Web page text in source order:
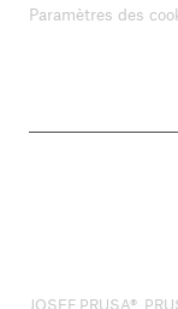
Paramètres des
JOSEF PRUSA®,